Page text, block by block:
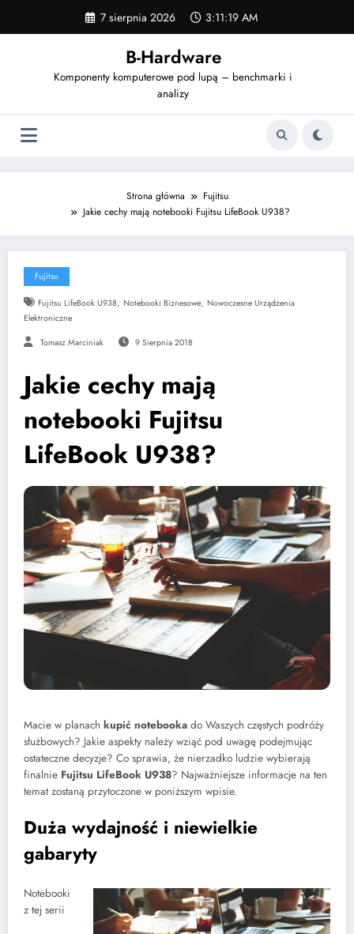
content
7 sierpnia 2026 3:11:20 AM
B-Hardware
Komponenty komputerowe pod lupą – benchmarki i
analizy
Strona główna
Fujitsu
Jakie cechy mają notebooki Fujitsu LifeBook U938?
Fujitsu
Fujitsu LifeBook U938, Notebooki Biznesowe, Nowoczesne Urządzenia
Elektroniczne
Tomasz Marciniak 9 Sierpnia 2018
Jakie cechy mają
notebooki Fujitsu
LifeBook U938?
Macie w planach kupić notebooka do Waszych częstych podróży
służbowych? Jakie aspekty należy wziąć pod uwagę podejmując
ostateczne decyzje? Co sprawia, że nierzadko ludzie wybierają
finalnie Fujitsu LifeBook U938? Najważniejsze informacje na ten
temat zostaną przytoczone w poniższym wpisie.
Duża wydajność i niewielkie
gabaryty
Notebooki
z tej serii